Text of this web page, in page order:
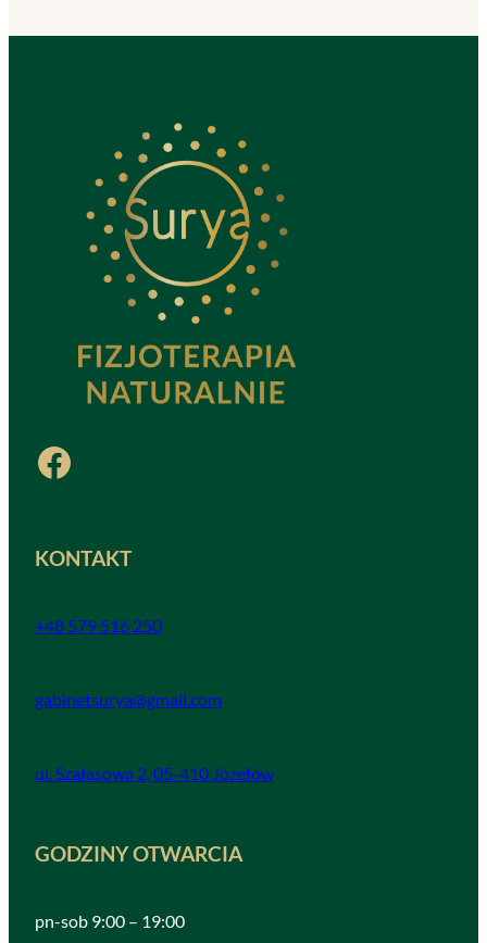
Facebook
KONTAKT
+48 579 516 250
gabinetsurya@gmail.com
ul. Szałasowa 2, 05-410 Józefów
GODZINY OTWARCIA
pn-sob 9:00 – 19:00